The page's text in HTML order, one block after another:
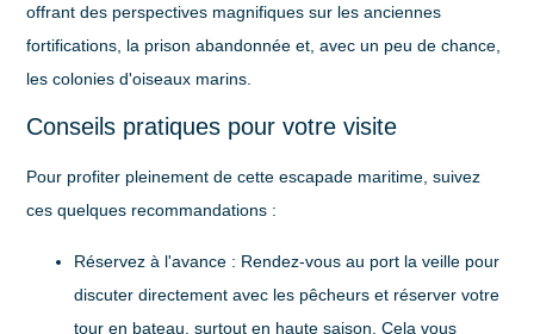
offrant des perspectives magnifiques sur les anciennes
fortifications, la prison abandonnée et, avec un peu de chance,
les colonies d'oiseaux marins.
Conseils pratiques pour votre visite
Pour profiter pleinement de cette escapade maritime, suivez
ces quelques recommandations :
Réservez à l'avance : Rendez-vous au port la veille pour
discuter directement avec les pêcheurs et réserver votre
tour en bateau, surtout en haute saison. Cela vous